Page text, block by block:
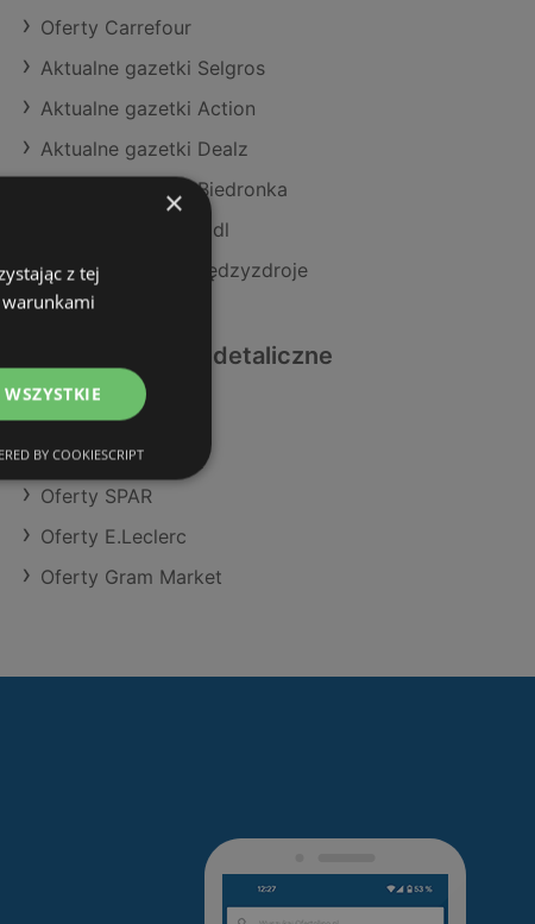
Oferty Carrefour
Aktualne gazetki Selgros
Aktualne gazetki Action
Aktualne gazetki Dealz
Aktualne gazetki Biedronka
Aktualne gazetki Lidl
Sklepy Netto w Międzyzdroje
Podobne sklepy detaliczne
Oferty Action
Oferty Dealz
Oferty SPAR
Oferty E.Leclerc
Oferty Gram Market
×
z tej
BY COOKIESCRIPT